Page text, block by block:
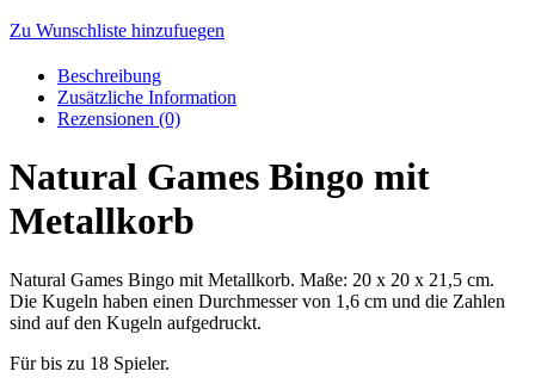
Zu Wunschliste hinzufuegen
Beschreibung
Zusätzliche Information
Rezensionen (0)
Natural Games Bingo mit
Metallkorb
Natural Games Bingo mit Metallkorb. Maße: 20 x 20 x 21,5 cm.
Die Kugeln haben einen Durchmesser von 1,6 cm und die Zahlen
sind auf den Kugeln aufgedruckt.
Für bis zu 18 Spieler.